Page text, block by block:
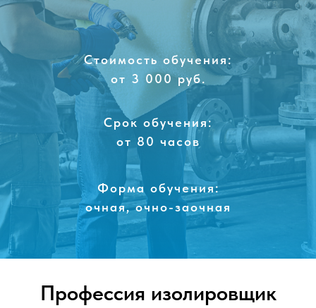
Форма обучения:
очная, очно-заочная
Срок обучения:
от 80 часов
Стоимость обучения:
от 3 000 руб.
Профессия изолировщик